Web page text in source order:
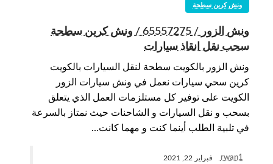
ونش كرين سطحة
ونش الزور / 65557275 / ونش كرين سطحة
سحب نقل انقاذ سيارات
ونش الزور بالكويت سطحة لنقل السيارات بالكويت
كرين سحي سيارات نعمل في ونش سيارات الزور
الكويت على توفير كل مستلزمات العمل الذي يتعلق
بسحب و نقل السيارات و الشاحنات حيث نمتاز بالسرعة
في تلبية الطلب أينما كنت و مهما كانت…
rwan1 فبراير 22, 2021